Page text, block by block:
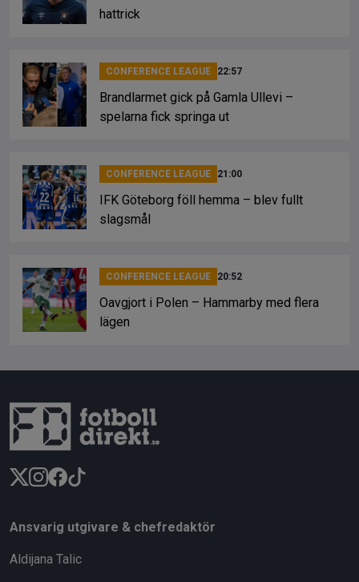
hattrick
CONFERENCE LEAGUE 22:57
Brandlarmet gick på Gamla Ullevi –
spelarna fick springa ut
CONFERENCE LEAGUE 21:00
IFK Göteborg föll hemma – blev fullt
slagsmål
CONFERENCE LEAGUE 20:52
Oavgjort i Polen – Hammarby med flera
lägen
Ansvarig utgivare & chefredaktör
Aldijana Talic